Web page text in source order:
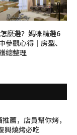
麼選？媽咪精選6
參觀心得｜房型、
總整理
薦，店員幫你烤，
興燒烤必吃